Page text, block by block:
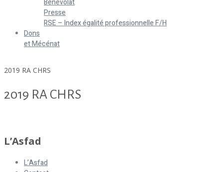
Bénévolat
Presse
RSE – Index égalité professionnelle F/H
Dons
et Mécénat
2019 RA CHRS
2019 RA CHRS
L’Asfad
L’Asfad